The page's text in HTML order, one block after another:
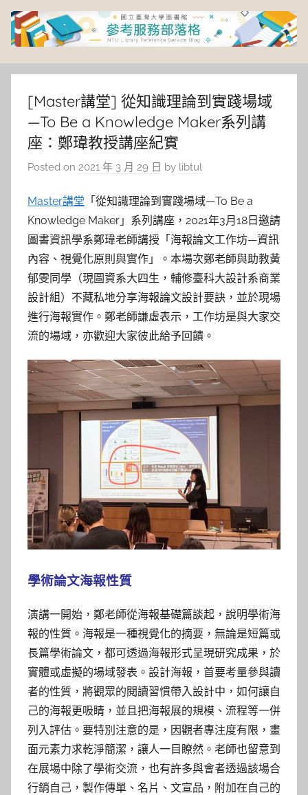
Skip
content
臺
灣
大
學
圖
書
館
參
考
服
務
落
格
[Master講堂] 從知識理論到實踐場域
—To Be a Knowledge Maker系列講
座：鄭瑋教授講座紀實
Posted on 2021 年 3 月 29 日 by libtul
Master講堂 「從知識理論到實踐場域—To Be a
Knowledge Maker」系列講座，2021年3月18日邀請
圖書資訊學系鄭瑋老師講授「海報論文工作坊—資訊
內容、視覺化原則與實作」。本場次鄭老師與助教黃
郁雯同學（現圖資系大四生，輔修臺科大設計系商業
設計組）不藏私地分享海報論文設計要訣，並於現場
進行海報實作。鄭老師謙虛表示，工作坊是與大家交
流的場域，亦歡迎大家彼此給予回饋。
學術論文海報性質
演講一開始，鄭老師從海報基礎篇談起，說明學術海
報的性質。海報是一種視覺化的摘要，無論是短篇或
長篇學術論文，都可透過海報形式呈現研究成果，於
實體或虛擬的場域發表。設計海報，首要考量參與讀
者的性質，將觀眾的閱讀習慣帶入設計中，如何讓自
己的海報更吸睛，並且把海報展的規模、流程等一併
列入評估。要特別注意的是，因觀者專注度有限，畫
面元素力求乾淨簡潔，讓人一目瞭然。老師也留意到
在展場中除了學術交流，也有許多與會者透過該場合
行銷自己，製作傳單、名片、文宣品，附加在自己的